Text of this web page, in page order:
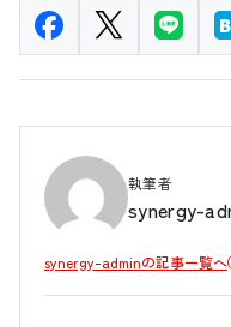
執筆者
synergy-
synergy-adminの記事一覧へ